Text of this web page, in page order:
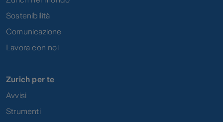
Sostenibilità
Comunicazione
Lavora con noi
Zurich per te
Avvisi
Strumenti